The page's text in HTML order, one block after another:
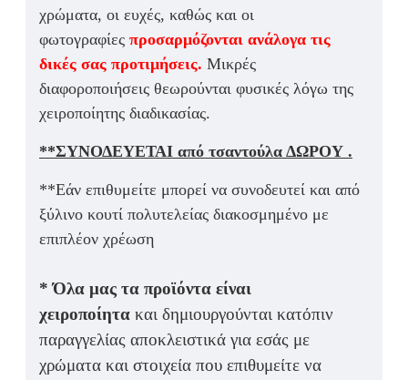
χρώματα, οι ευχές, καθώς και οι
φωτογραφίες προσαρμόζονται ανάλογα τις
δικές σας προτιμήσεις. Μικρές
διαφοροποιήσεις θεωρούνται φυσικές λόγω της
χειροποίητης διαδικασίας.
**ΣΥΝΟΔΕΥΕΤΑΙ από τσαντούλα ΔΩΡΟΥ .
**Εάν επιθυμείτε μπορεί να συνοδευτεί και από
ξύλινο κουτί πολυτελείας διακοσμημένο με
επιπλέον χρέωση
* Όλα μας τα προϊόντα είναι
χειροποίητα και δημιουργούνται κατόπιν
παραγγελίας αποκλειστικά για εσάς με
χρώματα και στοιχεία που επιθυμείτε να